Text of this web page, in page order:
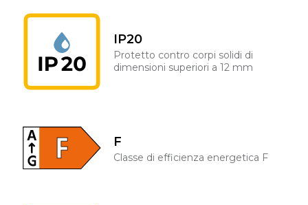
IP20
Protetto contro corpi solidi di
dimensioni superiori a 12 mm
F
Classe di efficienza energetica F